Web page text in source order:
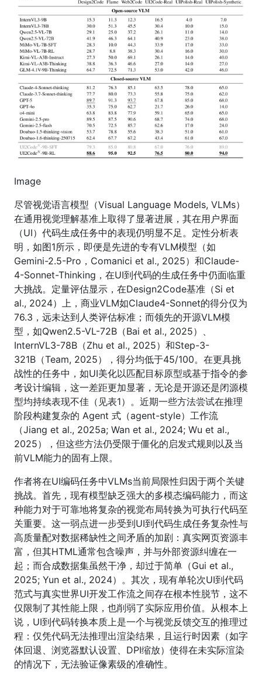
Image
尽管视觉语言模型（Visual Language Models, VLMs）
在通用视觉理解基准上取得了显著进展，其在用户界面
（UI）代码生成任务中的表现仍明显不足。定性分析表
明，如图1所示，即便是先进的专有VLM模型（如
Gemini-2.5-Pro，Comanici et al., 2025）和Claude-
4-Sonnet-Thinking，在UI到代码的生成任务中仍面临重
大挑战。定量评估显示，在Design2Code基准（Si et
al., 2024）上，商业VLM如Claude4-Sonnet的得分仅为
76.3，远未达到人类评估标准；而领先的开源VLM模
型，如Qwen2.5-VL-72B（Bai et al., 2025）、
InternVL3-78B（Zhu et al., 2025）和Step-3-
321B（Team, 2025），得分均低于45/100。在更具挑
战性的任务中，如UI美化以匹配目标原型或基于指令的参
考设计编辑，这一差距更加显著，无论是开源还是闭源模
型均持续表现不佳（见表1）。近期一些方法尝试在推理
阶段构建复杂的 Agent 式（agent-style）工作流
（Jiang et al., 2025a; Wan et al., 2024; Wu et al.,
2025），但这些方法仍受限于僵化的启发式规则以及当
前VLM能力的固有上限。
作者将在UI编码任务中VLMs当前局限性归因于两个关键
挑战。首先，现有模型缺乏强大的多模态编码能力，而这
种能力对于可靠地将复杂的视觉布局转换为可执行代码至
关重要。这一弱点进一步受到UI到代码生成任务复杂性与
高质量配对数据稀缺性之间矛盾的加剧：真实网页资源丰
富，但其HTML通常包含噪声，并与外部资源纠缠在一
起；而合成数据集虽然干净，却过于简单（Gui et al.,
2025; Yun et al., 2024）。其次，现有单轮次UI到代码
范式与真实世界UI开发工作流之间存在根本性脱节，这不
仅限制了其性能上限，也削弱了实际应用价值。从根本上
说，UI到代码转换本质上是一个与视觉反馈交互的推理过
程：仅凭代码无法推理出渲染结果，且运行时因素（如字
体回退、浏览器默认设置、DPI缩放）使得在未实际渲染
的情况下，无法验证像素级的准确性。